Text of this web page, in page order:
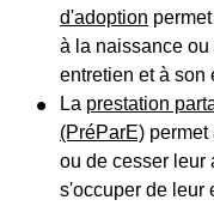
d'adoption
à la naissance
entretien et à son
La prestation
(PréParE) permet
ou de cesser leur
s'occuper de leur